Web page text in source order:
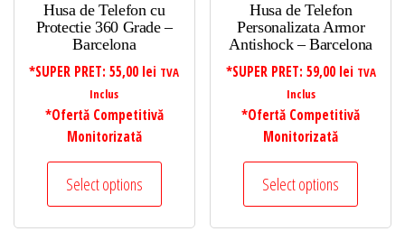
Husa de Telefon cu
Protectie 360 Grade –
Barcelona
*SUPER PRET:55,00 lei TVA
Inclus
*Ofertă Competitivă
Monitorizată
Select options
Husa de Telefon
Personalizata Armor
Antishock – Barcelona
*SUPER PRET: 59,00 lei TVA
Inclus
*Ofertă Competitivă
Monitorizată
Select options